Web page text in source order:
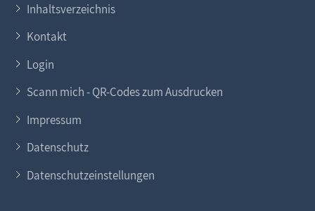
Inhaltsverzeichnis
Kontakt
Login
Scann mich - QR-Codes zum Ausdrucken
Impressum
Datenschutz
Datenschutzeinstellungen